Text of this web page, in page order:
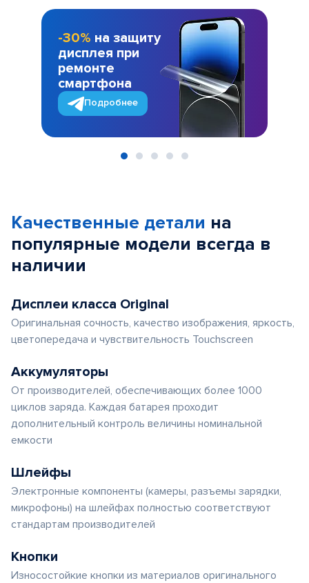
-30% на защиту
дисплея при
ремонте
смартфона
Подробнее
Качественные детали на
популярные модели всегда в
наличии
Дисплеи класса Original
Оригинальная сочность, качество изображения, яркость,
цветопередача и чувствительность Touchscreen
Аккумуляторы
От производителей, обеспечивающих более 1000
циклов заряда. Каждая батарея проходит
дополнительный контроль величины номинальной
емкости
Шлейфы
Электронные компоненты (камеры, разъемы зарядки,
микрофоны) на шлейфах полностью соответствуют
стандартам производителей
Кнопки
Износостойкие кнопки из материалов оригинального